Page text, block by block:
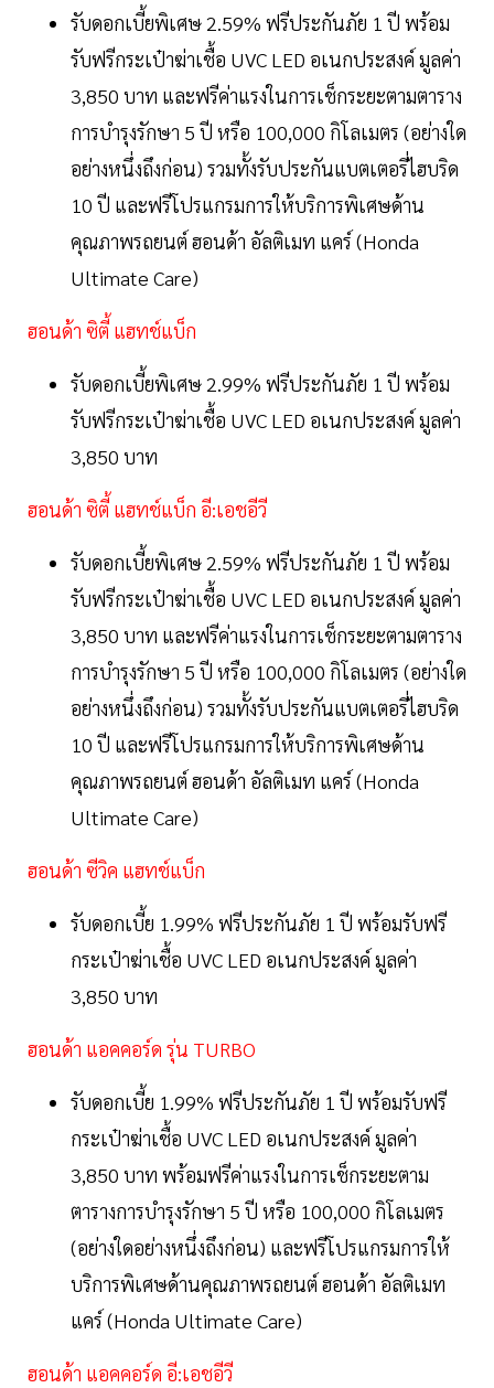
รับดอกเบี้ยพิเศษ 2.59% ฟรีประกันภัย 1 ปี พร้อม
รับฟรีกระเป๋าฆ่าเชื้อ UVC LED อเนกประสงค์ มูลค่า
3,850 บาท และฟรีค่าแรงในการเช็กระยะตามตาราง
การบำรุงรักษา 5 ปี หรือ 100,000 กิโลเมตร (อย่างใด
อย่างหนึ่งถึงก่อน) รวมทั้งรับประกันแบตเตอรี่ไฮบริด
10 ปี และฟรีโปรแกรมการให้บริการพิเศษด้าน
คุณภาพรถยนต์ ฮอนด้า อัลติเมท แคร์ (Honda
Ultimate Care)
ฮอนด้า ซิตี้ แฮทช์แบ็ก
รับดอกเบี้ยพิเศษ 2.99% ฟรีประกันภัย 1 ปี พร้อม
รับฟรีกระเป๋าฆ่าเชื้อ UVC LED อเนกประสงค์ มูลค่า
3,850 บาท
ฮอนด้า ซิตี้ แฮทช์แบ็ก อี:เอชอีวี
รับดอกเบี้ยพิเศษ 2.59% ฟรีประกันภัย 1 ปี พร้อม
รับฟรีกระเป๋าฆ่าเชื้อ UVC LED อเนกประสงค์ มูลค่า
3,850 บาท และฟรีค่าแรงในการเช็กระยะตามตาราง
การบำรุงรักษา 5 ปี หรือ 100,000 กิโลเมตร (อย่างใด
อย่างหนึ่งถึงก่อน) รวมทั้งรับประกันแบตเตอรี่ไฮบริด
10 ปี และฟรีโปรแกรมการให้บริการพิเศษด้าน
คุณภาพรถยนต์ ฮอนด้า อัลติเมท แคร์ (Honda
Ultimate Care)
ฮอนด้า ซีวิค แฮทช์แบ็ก
รับดอกเบี้ย 1.99% ฟรีประกันภัย 1 ปี พร้อมรับฟรี
กระเป๋าฆ่าเชื้อ UVC LED อเนกประสงค์ มูลค่า
3,850 บาท
ฮอนด้า แอคคอร์ด รุ่น TURBO
รับดอกเบี้ย 1.99% ฟรีประกันภัย 1 ปี พร้อมรับฟรี
กระเป๋าฆ่าเชื้อ UVC LED อเนกประสงค์ มูลค่า
3,850 บาท พร้อมฟรีค่าแรงในการเช็กระยะตาม
ตารางการบำรุงรักษา 5 ปี หรือ 100,000 กิโลเมตร
(อย่างใดอย่างหนึ่งถึงก่อน) และฟรีโปรแกรมการให้
บริการพิเศษด้านคุณภาพรถยนต์ ฮอนด้า อัลติเมท
แคร์ (Honda Ultimate Care)
ฮอนด้า แอคคอร์ด อี:เอชอีวี